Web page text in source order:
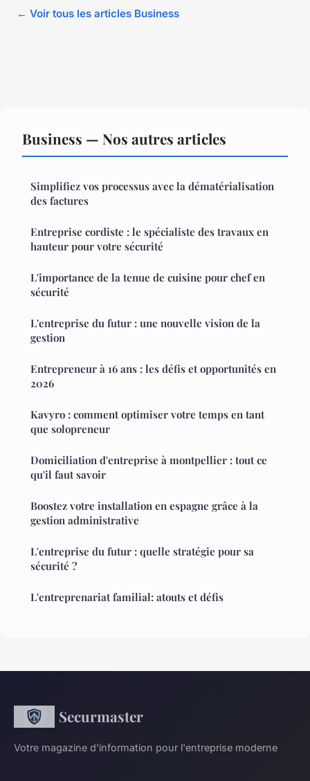
← Voir tous les articles Business
Business — Nos autres articles
Simplifiez vos processus avec la dématérialisation
des factures
Entreprise cordiste : le spécialiste des travaux en
hauteur pour votre sécurité
L'importance de la tenue de cuisine pour chef en
sécurité
L'entreprise du futur : une nouvelle vision de la
gestion
Entrepreneur à 16 ans : les défis et opportunités en
2026
Kavyro : comment optimiser votre temps en tant
que solopreneur
Domiciliation d'entreprise à montpellier : tout ce
qu'il faut savoir
Boostez votre installation en espagne grâce à la
gestion administrative
L'entreprise du futur : quelle stratégie pour sa
sécurité ?
L'entreprenariat familial: atouts et défis
Securmaster
Votre magazine d'information pour l'entreprise moderne